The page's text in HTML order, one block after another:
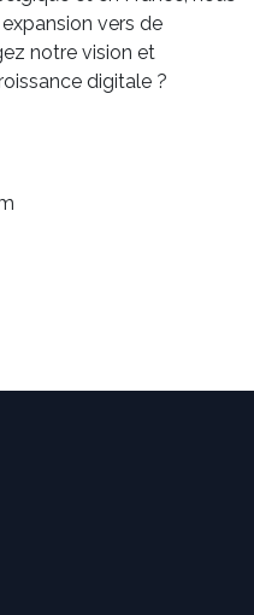
vers de
notre vision et
digitale ?